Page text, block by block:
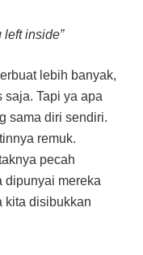
left inside”
lebih banyak,
saja. Tapi ya apa
sama diri sendiri.
remuk.
pecah
dipunyai mereka
kita disibukkan